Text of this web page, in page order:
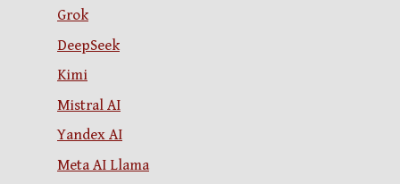
Grok
DeepSeek
Kimi
Mistral AI
Yandex AI
Meta AI Llama